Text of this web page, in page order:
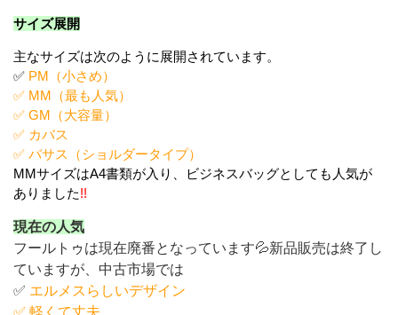
サイズ展開
主なサイズは次のように展開されています。
✅ PM（小さめ）
✅ MM（最も人気）
✅ GM（大容量）
✅ カバス
✅ バサス（ショルダータイプ）
MMサイズはA4書類が入り、ビジネスバッグとしても人気が
ありました!!
現在の人気
フールトゥは現在廃番となっています💦新品販売は終了し
ていますが、中古市場では
✅ エルメスらしいデザイン